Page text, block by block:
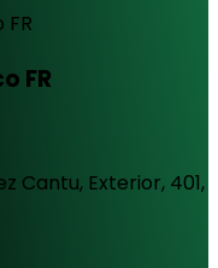
FR
Cantu, Exterior, 401,